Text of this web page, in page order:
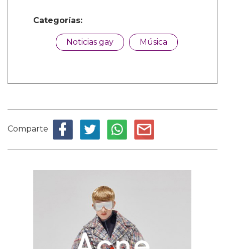
Categorías:
Noticias gay Música
Comparte